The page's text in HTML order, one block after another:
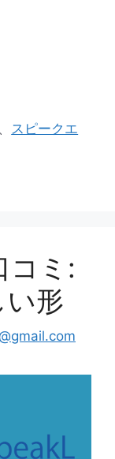
、 スピークエ
コミ:
い形